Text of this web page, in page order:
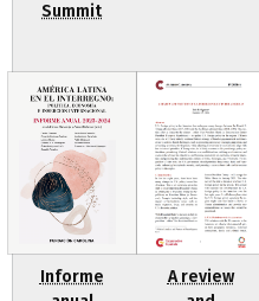
Summit
Informe
A review